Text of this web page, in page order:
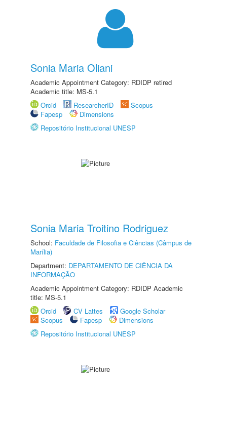
Sonia Maria Oliani
Academic Appointment Category: RDIDP retired
Academic title: MS-5.1
Orcid
ResearcherID
Scopus
Fapesp
Dimensions
Repositório Institucional UNESP
Sonia Maria Troitino Rodriguez
School: Faculdade de Filosofia e Ciências (Câmpus de
Marília)
Department: DEPARTAMENTO DE CIÊNCIA DA
INFORMAÇÃO
Academic Appointment Category: RDIDP Academic
title: MS-5.1
Orcid
CV Lattes
Google Scholar
Scopus
Fapesp
Dimensions
Repositório Institucional UNESP